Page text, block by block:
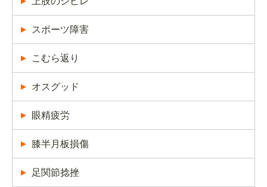
スポーツ障害
こむら返り
オスグッド
眼精疲労
膝半月板損傷
足関節捻挫